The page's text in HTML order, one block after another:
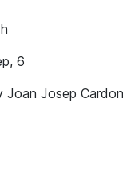
6
Joan Josep